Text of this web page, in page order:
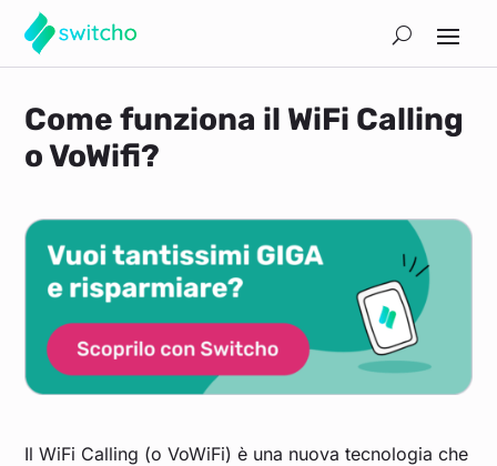
Come funziona il WiFi Calling
o VoWifi?
Il WiFi Calling (o VoWiFi) è una nuova tecnologia che